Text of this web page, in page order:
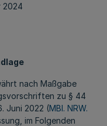
2024
nach Maßgabe
zu § 44
Juni 2022 (MBl. NRW.
im Folgenden